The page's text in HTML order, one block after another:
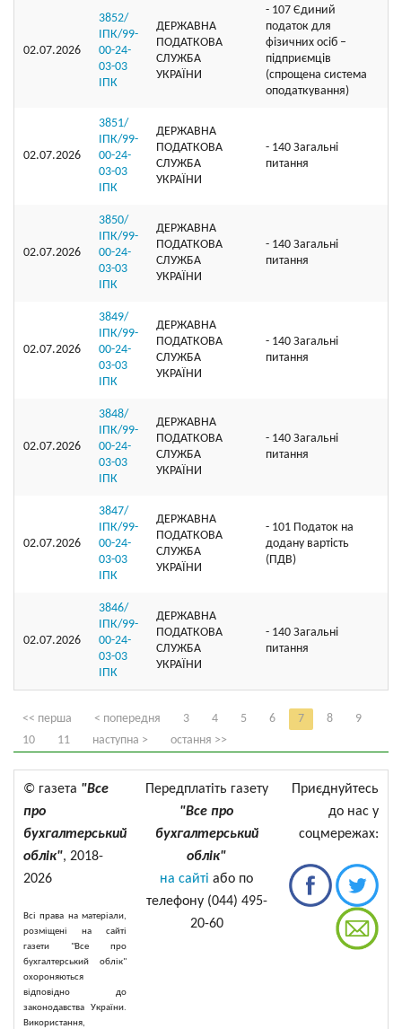
02.07.2026
3852/
ІПК/99-
00-24-
03-03
ІПК
ДЕРЖАВНА
ПОДАТКОВА
СЛУЖБА
УКРАЇНИ
- 107 Єдиний
податок для
фізичних осіб –
підприємців
(спрощена система
оподаткування)
02.07.2026
3851/
ІПК/99-
00-24-
03-03
ІПК
ДЕРЖАВНА
ПОДАТКОВА
СЛУЖБА
УКРАЇНИ
- 140 Загальні
питання
02.07.2026
3850/
ІПК/99-
00-24-
03-03
ІПК
ДЕРЖАВНА
ПОДАТКОВА
СЛУЖБА
УКРАЇНИ
- 140 Загальні
питання
02.07.2026
3849/
ІПК/99-
00-24-
03-03
ІПК
ДЕРЖАВНА
ПОДАТКОВА
СЛУЖБА
УКРАЇНИ
- 140 Загальні
питання
02.07.2026
3848/
ІПК/99-
00-24-
03-03
ІПК
ДЕРЖАВНА
ПОДАТКОВА
СЛУЖБА
УКРАЇНИ
- 140 Загальні
питання
02.07.2026
3847/
ІПК/99-
00-24-
03-03
ІПК
ДЕРЖАВНА
ПОДАТКОВА
СЛУЖБА
УКРАЇНИ
- 101 Податок на
додану вартість
(ПДВ)
02.07.2026
3846/
ІПК/99-
00-24-
03-03
ІПК
ДЕРЖАВНА
ПОДАТКОВА
СЛУЖБА
УКРАЇНИ
- 140 Загальні
питання
<< перша < попередня 3 4 5 6 7 8
9
10
11 наступна > остання >>
© газета "Все
про
бухгалтерський
облік", 2018-
2026
Всі права на матеріали,
розміщені на сайті
газети "Все про
бухгалтерський облік"
охороняються
відповідно до
законодавства України.
Використання,
Передплатіть газету
"Все про
бухгалтерський
облік"
на сайті або по
телефону (044) 495-
20-60
Приєднуйтесь
до нас у
соцмережах: